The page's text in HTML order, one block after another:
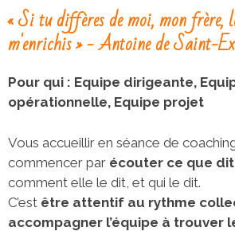
« Si tu diffères de moi, mon frère,
m'enrichis » - Antoine de Saint-
Pour qui : Equipe dirigeante,
opérationnelle, Equipe projet
Vous accueillir en séance de coaching
commencer par écouter ce que
comment elle le dit, et qui le dit.
C’est être attentif au rythme
accompagner l’équipe à trouver